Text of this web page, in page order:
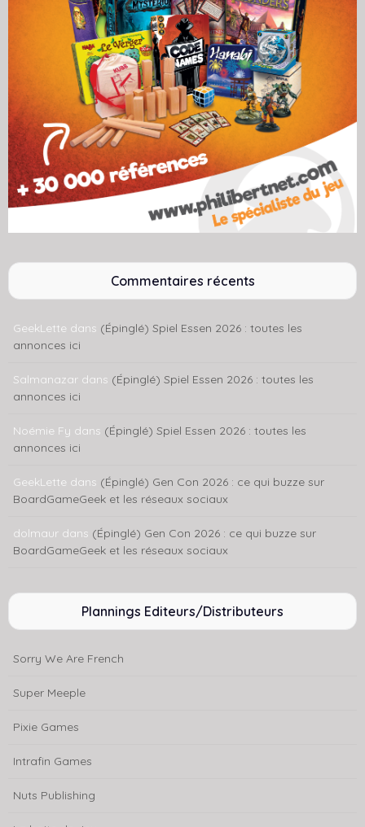
Commentaires récents
GeekLette dans (Épinglé) Spiel Essen 2026 : toutes les
annonces ici
Salmanazar dans (Épinglé) Spiel Essen 2026 : toutes les
annonces ici
Noémie Fy dans (Épinglé) Spiel Essen 2026 : toutes les
annonces ici
GeekLette dans (Épinglé) Gen Con 2026 : ce qui buzze sur
BoardGameGeek et les réseaux sociaux
dolmaur dans (Épinglé) Gen Con 2026 : ce qui buzze sur
BoardGameGeek et les réseaux sociaux
Plannings Editeurs/Distributeurs
Sorry We Are French
Super Meeple
Pixie Games
Intrafin Games
Nuts Publishing